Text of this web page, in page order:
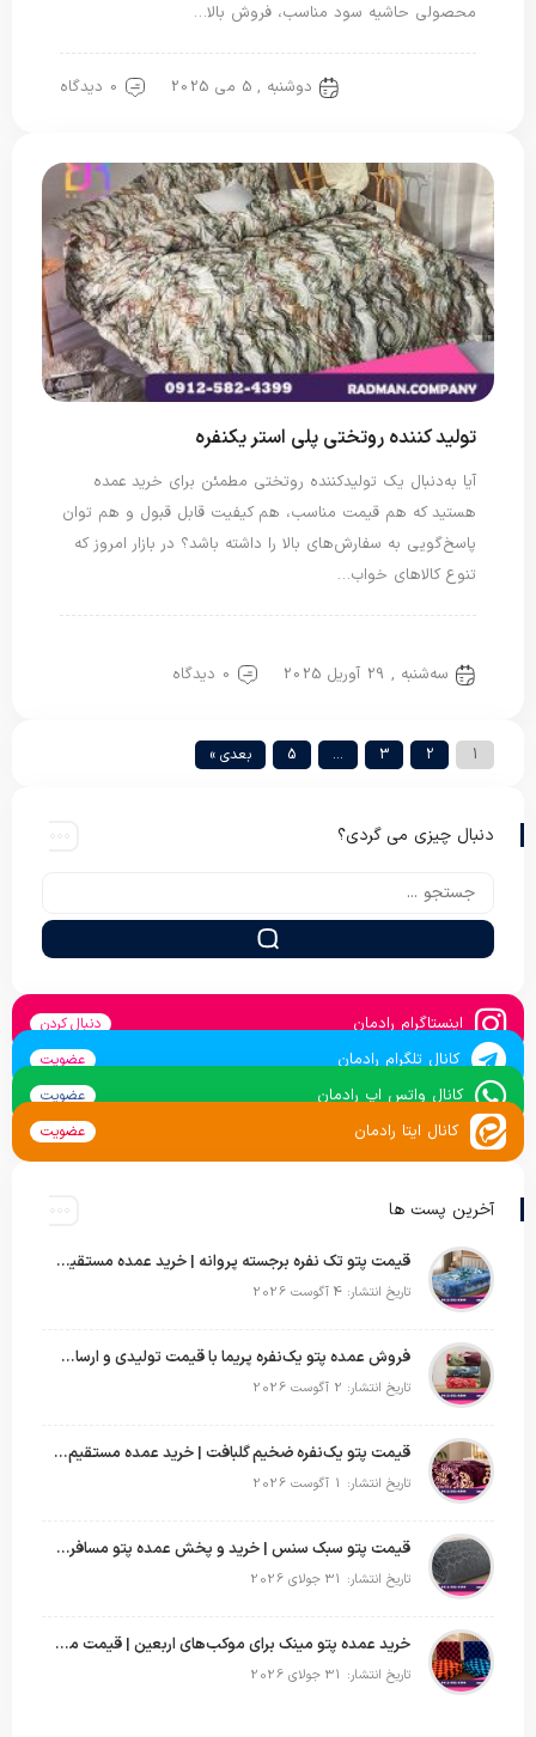
محصولی حاشیه سود مناسب، فروش بالا…
دوشنبه , 5 می 2025 0 دیدگاه
تولید کننده روتختی پلی استر یکنفره
آیا به‌دنبال یک تولیدکننده روتختی مطمئن برای خرید عمده
هستید که هم قیمت مناسب، هم کیفیت قابل قبول و هم توان
پاسخ‌گویی به سفارش‌های بالا را داشته باشد؟ در بازار امروز که
تنوع کالاهای خواب…
سه‌شنبه , 29 آوریل 2025 0 دیدگاه
1
2
3
…
5 بعدی »
دنبال چیزی می گردی؟
اینستاگرام رادمان دنبال کردن
کانال تلگرام رادمان عضویت
کانال واتس اپ رادمان عضویت
کانال ایتا رادمان عضویت
آخرین پست ها
قیمت پتو تک نفره برجسته پروانه | خرید عمده مستقیم با بهترین قیمت بازار
تاریخ انتشار: 4 آگوست 2026
فروش عمده پتو یک‌نفره پریما با قیمت تولیدی و ارسال به سراسر کشور
تاریخ انتشار: 2 آگوست 2026
قیمت پتو یک‌نفره ضخیم گلبافت | خرید عمده مستقیم با بهترین قیمت
تاریخ انتشار: 1 آگوست 2026
قیمت پتو سبک سنس | خرید و پخش عمده پتو مسافرتی Sense
تاریخ انتشار: 31 جولای 2026
خرید عمده پتو مینک برای موکب‌های اربعین | قیمت مناسب و ارسال سریع
تاریخ انتشار: 31 جولای 2026